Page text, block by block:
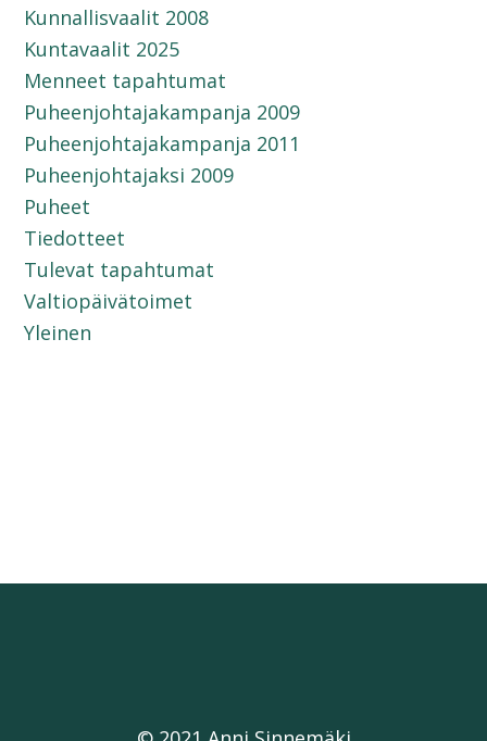
Kunnallisvaalit 2008
Kuntavaalit 2025
Menneet tapahtumat
Puheenjohtajakampanja 2009
Puheenjohtajakampanja 2011
Puheenjohtajaksi 2009
Puheet
Tiedotteet
Tulevat tapahtumat
Valtiopäivätoimet
Yleinen